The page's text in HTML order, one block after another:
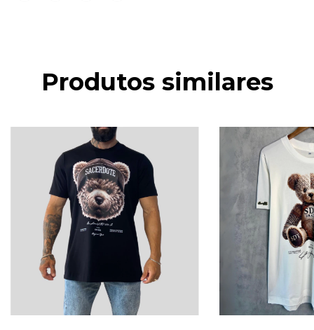
Produtos similares